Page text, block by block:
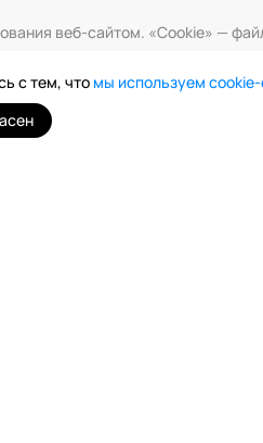
веб-сайтом. «Cookie» —
с тем, что мы используем